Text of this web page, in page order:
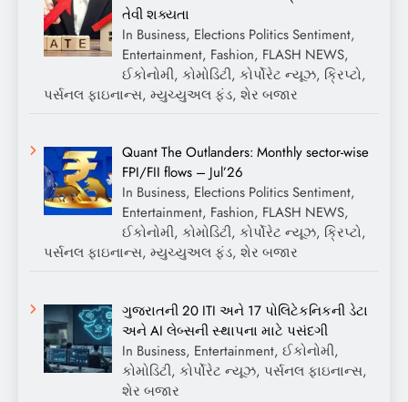
તેવી શક્યતા
In Business, Elections Politics Sentiment,
Entertainment, Fashion, FLASH NEWS,
ઈકોનોમી, કોમોડિટી, કોર્પોરેટ ન્યૂઝ, ક્રિપ્ટો,
પર્સનલ ફાઇનાન્સ, મ્યુચ્યુઅલ ફંડ, શેર બજાર
Quant The Outlanders: Monthly sector-wise
FPI/FII flows – Jul’26
In Business, Elections Politics Sentiment,
Entertainment, Fashion, FLASH NEWS,
ઈકોનોમી, કોમોડિટી, કોર્પોરેટ ન્યૂઝ, ક્રિપ્ટો,
પર્સનલ ફાઇનાન્સ, મ્યુચ્યુઅલ ફંડ, શેર બજાર
ગુજરાતની 20 ITI અને 17 પોલિટેકનિકની ડેટા
અને AI લેબ્સની સ્થાપના માટે પસંદગી
In Business, Entertainment, ઈકોનોમી,
કોમોડિટી, કોર્પોરેટ ન્યૂઝ, પર્સનલ ફાઇનાન્સ,
શેર બજાર